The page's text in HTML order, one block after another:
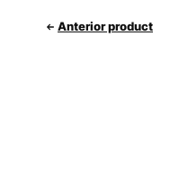
Anterior product